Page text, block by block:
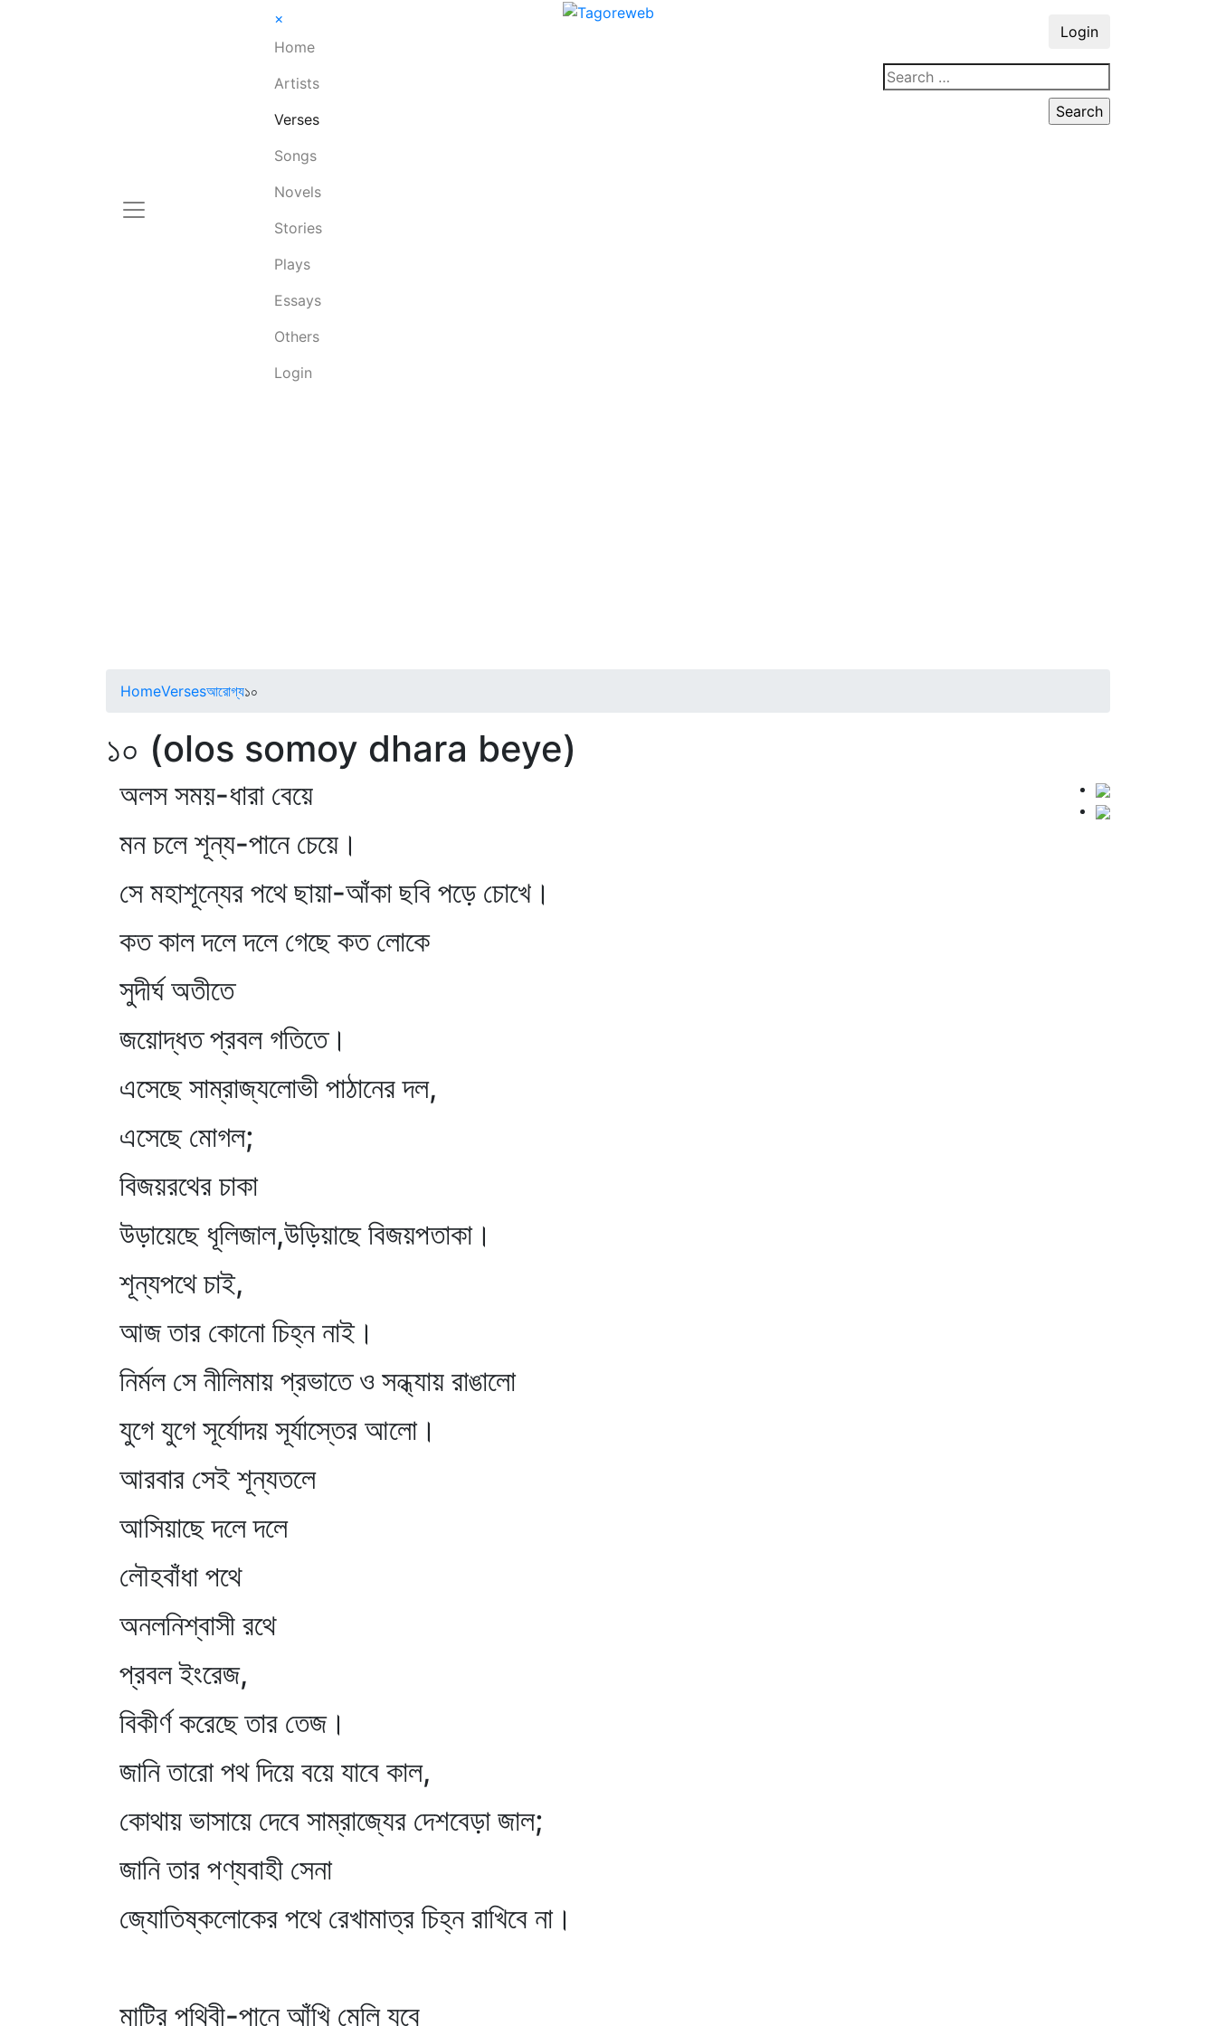
×
Home
Artists
Verses
Songs
Novels
Stories
Plays
Essays
Others
Login
Login
HomeVersesআরোগ্য১০
১০ (olos somoy dhara beye)
অলস সময়-ধারা বেয়ে
মন চলে শূন্য-পানে চেয়ে।
সে মহাশূন্যের পথে ছায়া-আঁকা ছবি পড়ে চোখে।
কত কাল দলে দলে গেছে কত লোকে
সুদীর্ঘ অতীতে
জয়োদ্ধত প্রবল গতিতে।
এসেছে সাম্রাজ্যলোভী পাঠানের দল,
এসেছে মোগল;
বিজয়রথের চাকা
উড়ায়েছে ধূলিজাল,উড়িয়াছে বিজয়পতাকা।
শূন্যপথে চাই,
আজ তার কোনো চিহ্ন নাই।
নির্মল সে নীলিমায় প্রভাতে ও সন্ধ্যায় রাঙালো
যুগে যুগে সূর্যোদয় সূর্যাস্তের আলো।
আরবার সেই শূন্যতলে
আসিয়াছে দলে দলে
লৌহবাঁধা পথে
অনলনিশ্বাসী রথে
প্রবল ইংরেজ,
বিকীর্ণ করেছে তার তেজ।
জানি তারো পথ দিয়ে বয়ে যাবে কাল,
কোথায় ভাসায়ে দেবে সাম্রাজ্যের দেশবেড়া জাল;
জানি তার পণ্যবাহী সেনা
জ্যোতিষ্কলোকের পথে রেখামাত্র চিহ্ন রাখিবে না।
মাটির পৃথিবী-পানে আঁখি মেলি যবে